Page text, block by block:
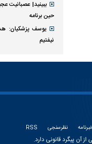
ببینید| عصبانیت
حین برنامه
یوسف پزشکیان:
نیفتیم
نظرسنجی RSS
آن پیگرد قانونی دارد.